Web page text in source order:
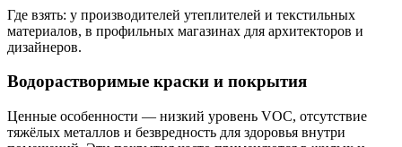
Где взять: у производителей утеплителей и текстильных
материалов, в профильных магазинах для архитекторов и
дизайнеров.
Водорастворимые краски и покрытия
Ценные особенности — низкий уровень VOC, отсутствие
тяжёлых металлов и безвредность для здоровья внутри